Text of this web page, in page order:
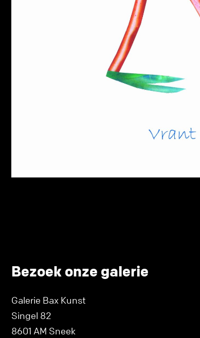
Bezoek onze galerie
Galerie Bax Kunst
Singel 82
8601 AM Sneek